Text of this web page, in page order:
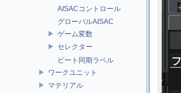
AISACコントロール
グローバルAISAC
ゲーム変数
セレクター
ビート同期ラベル
ワークユニット
マテリアル